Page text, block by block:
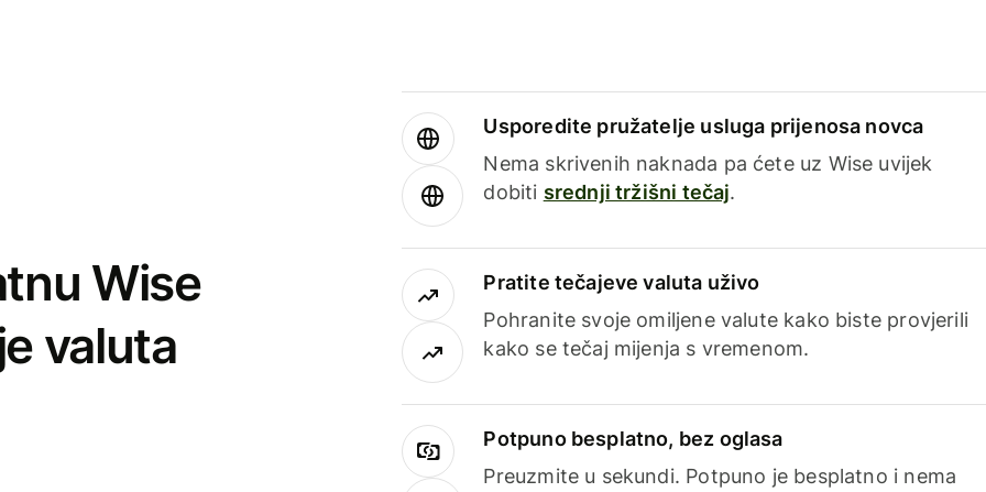
Wise
valuta
Usporedite pružatelje usluga prijenosa novca
Nema skrivenih naknada pa ćete uz Wise uvijek
dobiti srednji tržišni tečaj.
Pratite tečajeve valuta uživo
Pohranite svoje omiljene valute kako biste provjerili
kako se tečaj mijenja s vremenom.
Potpuno besplatno, bez oglasa
Preuzmite u sekundi. Potpuno je besplatno i nema